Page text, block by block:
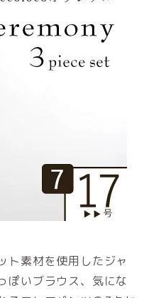
ト素材を使用したジャ
ぽいブラウス、気にな